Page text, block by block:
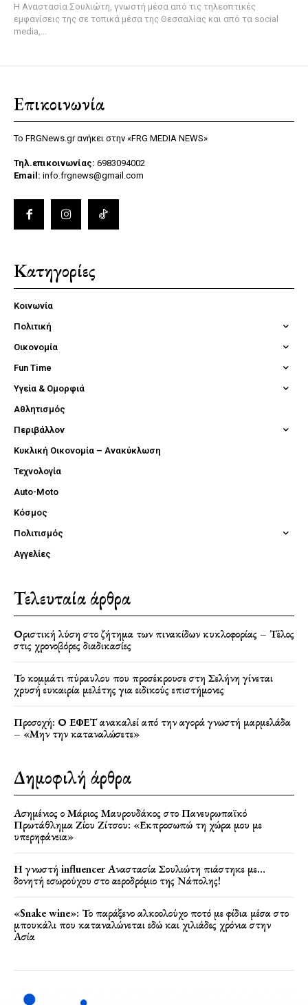
Η Αναστασία Σουλιώτη, γνωστή μέσα από τις τηλεοπτικές
εμφανίσεις της σε τοπικά μέσα της Θεσσαλίας και από τα social
media,...
Επικοινωνία
Το FRGNews.gr ανήκει στην «FRG MEDIA NEWS»
Τηλ.επικοινωνίας: 6983094002
Email: info.frgnews@gmail.com
Κατηγορίες
Κοινωνία
Πολιτική
Οικονομία
Fun Time
Υγεία & Ομορφιά
Αθλητισμός
Περιβάλλον
Κυκλική Οικονομία – Ανακύκλωση
Τεχνολογία
Auto-Moto
Κόσμος
Πολιτισμός
Αγγελίες
Τελευταία άρθρα
Οριστική λύση στο ζήτημα των πινακίδων κυκλοφορίας – Τέλος
στις χρονοβόρες διαδικασίες
Το κομμάτι πύραυλου που προσέκρουσε στη Σελήνη γίνεται
χρυσή ευκαιρία μελέτης για ειδικούς επιστήμονες
Προσοχή: Ο ΕΦΕΤ ανακαλεί από την αγορά γνωστή μαρμελάδα
– «Μην την καταναλώσετε»
Δημοφιλή άρθρα
Ασημένιος ο Μάριος Μαυρουδάκος στο Πανευρωπαϊκό
Πρωτάθλημα Ζίου Ζίτσου: «Εκπροσωπώ τη χώρα μου με
υπερηφάνεια»
Η γνωστή influencer Αναστασία Σουλιώτη πιάστηκε με…
δονητή εσωρούχου στο αεροδρόμιο της Νάπολης!
«Snake wine»: Το παράξενο αλκοολούχο ποτό με φίδια μέσα στο
μπουκάλι που καταναλώνεται εδώ και χιλιάδες χρόνια στην
Ασία